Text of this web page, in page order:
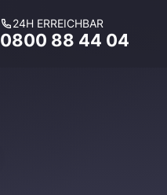
24H ERREICHBAR
0800 88 44 04